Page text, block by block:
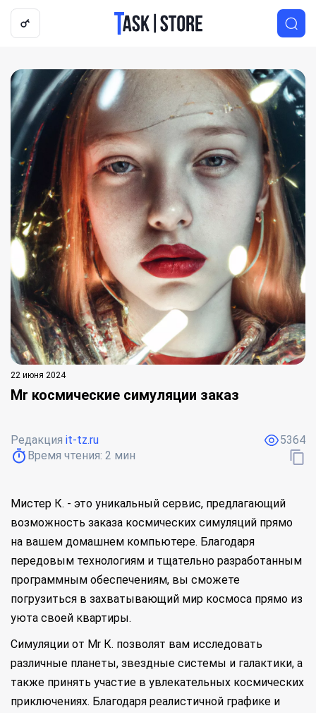
Логотип
22 июня 2024
Mr космические симуляции заказ
Редакция it-tz.ru
Время чтения: 2 мин
5364
Мистер К. - это уникальный сервис, предлагающий
возможность заказа космических симуляций прямо
на вашем домашнем компьютере. Благодаря
передовым технологиям и тщательно разработанным
программным обеспечениям, вы сможете
погрузиться в захватывающий мир космоса прямо из
уюта своей квартиры.
Симуляции от Mr К. позволят вам исследовать
различные планеты, звездные системы и галактики, а
также принять участие в увлекательных космических
приключениях. Благодаря реалистичной графике и